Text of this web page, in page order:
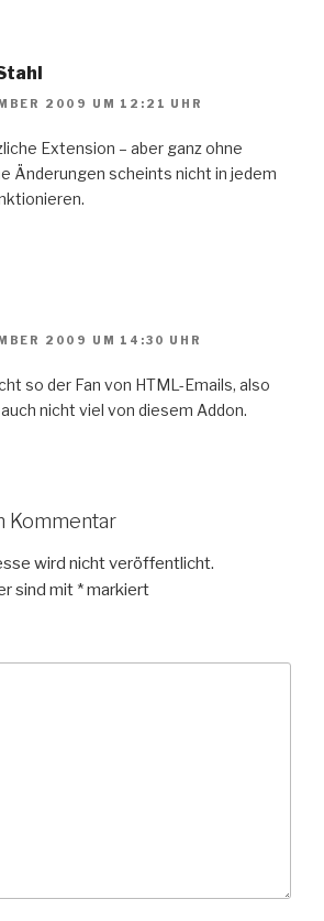
2009 UM 12:21 UHR
Extension – aber ganz ohne
Änderungen scheints nicht in jedem
2009 UM 14:30 UHR
so der Fan von HTML-Emails, also
nicht viel von diesem Addon.
Kommentar
wird nicht veröffentlicht.
sind mit *markiert